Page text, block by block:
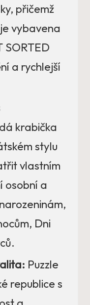
přičemž
vybavena
SORTED
a rychlejší
krabička
stylu
vlastním
osobní a
Dni
Puzzle
republice s